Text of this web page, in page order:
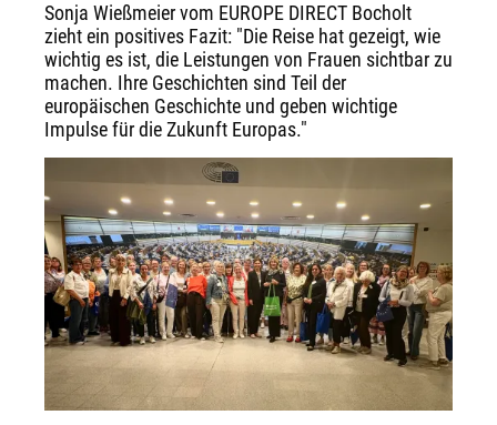
Sonja Wießmeier vom EUROPE DIRECT Bocholt
zieht ein positives Fazit: "Die Reise hat gezeigt, wie
wichtig es ist, die Leistungen von Frauen sichtbar zu
machen. Ihre Geschichten sind Teil der
europäischen Geschichte und geben wichtige
Impulse für die Zukunft Europas."